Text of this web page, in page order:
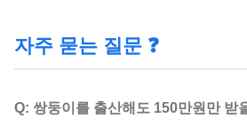
자주 묻는 질문 ❓
Q: 쌍둥이를 출산해도 150만원만 받